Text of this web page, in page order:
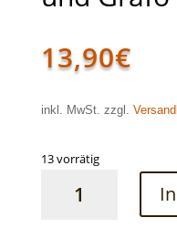
13,90€
inkl. MwSt. zzgl.
13 vorrätig
0,2mm